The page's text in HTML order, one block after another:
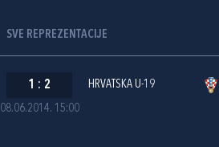
SVE REPREZENTACIJE
08.06.2014. 15:00
1 : 2 HRVATSKA U-19